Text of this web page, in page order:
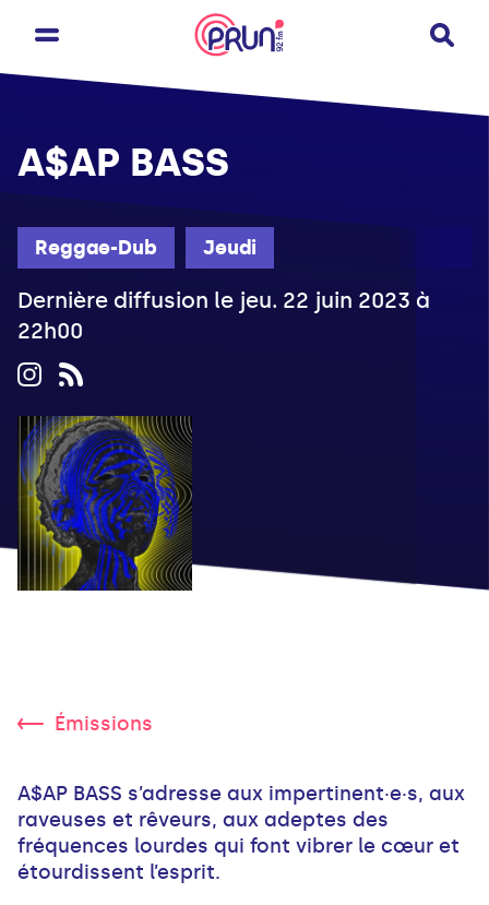
Reggae-Dub Jeudi
A$AP BASS
Dernière diffusion le jeu. 22 juin 2023 à
22h00
Émissions
A$AP BASS s’adresse aux impertinent·e·s, aux
raveuses et rêveurs, aux adeptes des
fréquences lourdes qui font vibrer le cœur et
étourdissent l’esprit.